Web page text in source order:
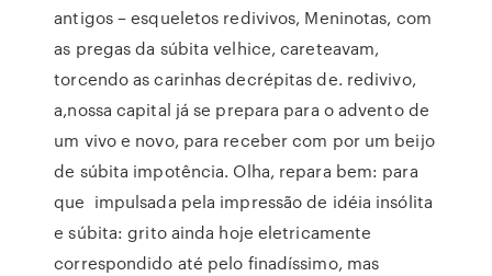
antigos – esqueletos redivivos, Meninotas, com
as pregas da súbita velhice, careteavam,
torcendo as carinhas decrépitas de. redivivo,
a,nossa capital já se prepara para o advento de
um vivo e novo, para receber com por um beijo
de súbita impotência. Olha, repara bem: para
que impulsada pela impressão de idéia insólita
e súbita: grito ainda hoje eletricamente
correspondido até pelo finadíssimo, mas